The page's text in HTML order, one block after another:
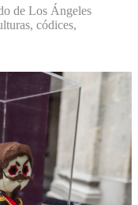
de Los Ángeles
códices,